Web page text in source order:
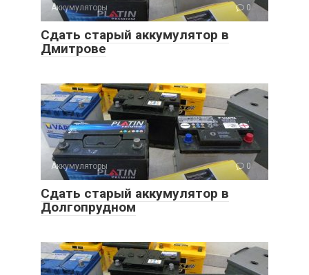
Аккумуляторы 0
Сдать старый аккумулятор в
Дмитрове
Аккумуляторы 0
Сдать старый аккумулятор в
Долгопрудном